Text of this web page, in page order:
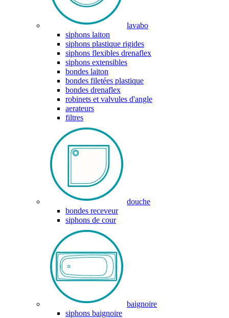
lavabo
siphons laiton
siphons plastique rigides
siphons flexibles drenaflex
siphons extensibles
bondes laiton
bondes filetées plastique
bondes drenaflex
robinets et valvules d'angle
aerateurs
filtres
douche
bondes receveur
siphons de cour
baignoire
siphons baignoire